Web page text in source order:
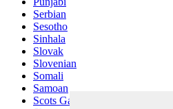
Serbian
Sesotho
Sinhala
Slovak
Slovenian
Somali
Samoan
Scots Gaelic